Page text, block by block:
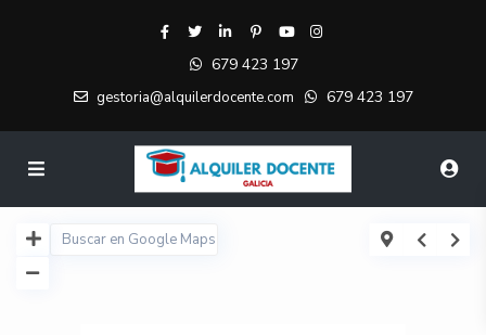
679 423 197
gestoria@alquilerdocente.com 679 423 197